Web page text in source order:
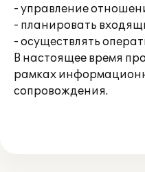
- управление
- планировать
- осуществлять
В настоящее время
рамках
сопровождения.